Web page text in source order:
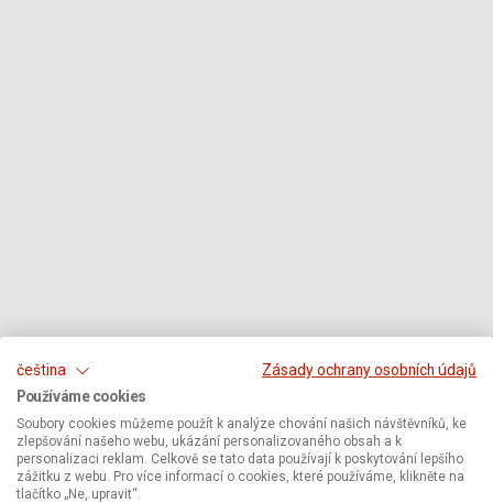
čeština
Zásady ochrany osobních údajů
Používáme cookies
Soubory cookies můžeme použít k analýze chování našich návštěvníků, ke
zlepšování našeho webu, ukázání personalizovaného obsah a k
personalizaci reklam. Celkově se tato data používají k poskytování lepšího
zážitku z webu. Pro více informací o cookies, které používáme, klikněte na
tlačítko „Ne, upravit“.